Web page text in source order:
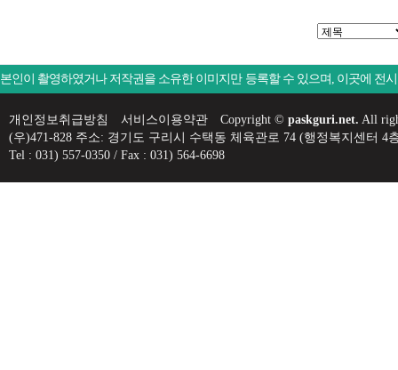
본인이 촬영하였거나 저작권을 소유한 이미지만 등록할 수 있으며, 이곳에 전
개인정보취급방침 서비스이용약관 Copyright © paskguri.net. All
(우)471-828 주소: 경기도 구리시 수택동 체육관로 74 (행정복지센터
Tel : 031) 557-0350 / Fax : 031) 564-6698